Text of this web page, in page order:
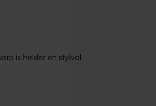
is helder en stylvol